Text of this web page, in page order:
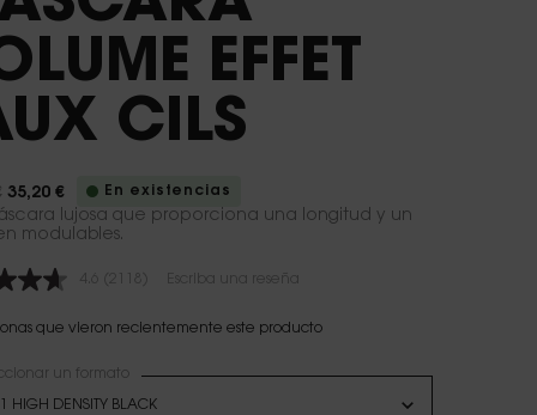
EFFET
CILS
35,20 € En existencias
lujosa que proporciona una longitud y un
modulables.
reseñas.
en
la
misma
(2118) Escriba una reseña
que vieron recientemente este producto
HIGH DENSITY BLACK
un formato